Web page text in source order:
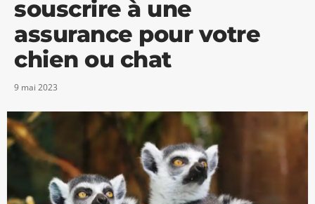
souscrire à une
assurance pour votre
chien ou chat
9 mai 2023